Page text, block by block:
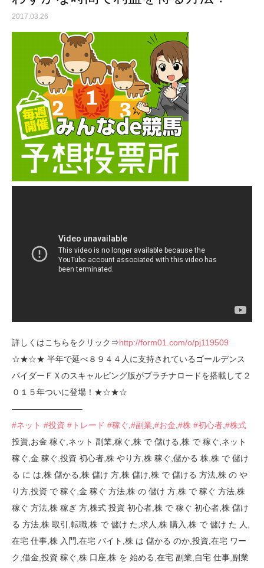
2017.03.26
詳しくはこちらをクリック⇒http://form01.com/o/pj119509
☆★☆★ 半年で延べ８９４４人に支持されているゴールデンス
パイダーＦＸのスキャルピング版がプラチナロードを搭載して２
０１５年ついに登場！★☆★☆
————————–
#ネット #投資 #トレード #稼ぐ #副業 #お金 #株 #初心者 #株式
投資,お金 稼ぐ,ネット 副業,稼ぐ,株 で 儲ける,株 で 稼ぐ,ネット
稼ぐ,金 稼ぐ,投資 初心者,株 やり方,株 稼ぐ,儲かる 株,株 で 儲け
る に は,株 儲かる,株 儲け 方,株 儲け,株 で 儲ける 方法,株 の や
り方,投資 で 稼ぐ,金 稼ぐ 方法,株 の 儲け 方,株 で 稼ぐ 方法,株
稼ぐ 方法,株 稼ぎ 方,株式 投資 初心者,株 で 稼ぐ 初心者,株 儲け
る 方法,株 取引,転職,株 で 儲け た,求人,株 購入,株 で 儲け た 人,
在宅 仕事,株 入門,在宅 バイト,株 は 儲かる のか,投資,在宅 ワー
ク,借金,投資 稼ぐ,株 口座,株 を 始める,在宅 副業,自宅 仕事,副業